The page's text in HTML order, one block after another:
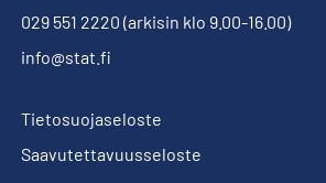
029 551 2220 (arkisin klo 9.00-16.00)
info@stat.fi
Tietosuojaseloste
Saavutettavuusseloste